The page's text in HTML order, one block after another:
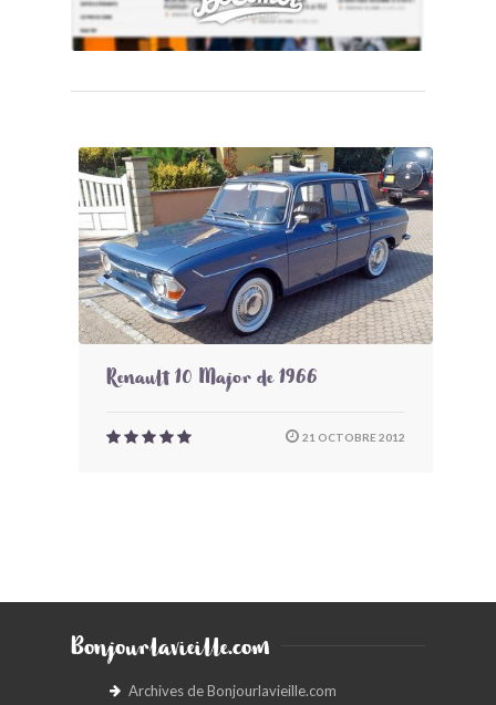
Renault 10 Major de 1966
21 OCTOBRE 2012
Bonjourlavieille.com
Archives de Bonjourlavieille.com